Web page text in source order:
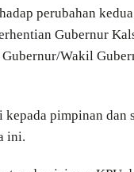
perubahan
Gubernur
Wakil
pimpinan dan
ini.